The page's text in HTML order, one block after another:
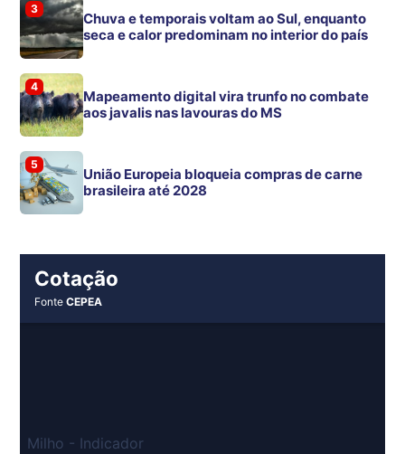
3
Chuva e temporais voltam ao Sul, enquanto
seca e calor predominam no interior do país
4
Mapeamento digital vira trunfo no combate
aos javalis nas lavouras do MS
5
União Europeia bloqueia compras de carne
brasileira até 2028
Cotação
FonteCEPEA
Milho - Indicador